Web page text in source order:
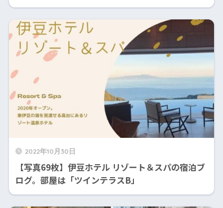
2022年10月30日
【写真69枚】伊豆ホテル リゾート＆スパの宿泊ブ
ログ。部屋は「ツインテラスB」